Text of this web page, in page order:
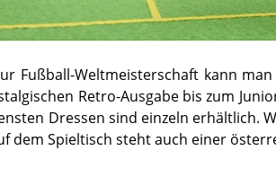
Fußball-Weltmeisterschaft kann man
Retro-Ausgabe bis zum
Dressen sind einzeln erhältlich.
dem Spieltisch steht auch einer